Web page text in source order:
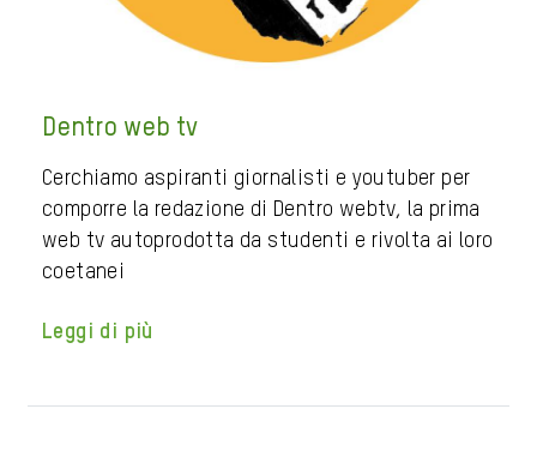
Dentro web tv
Cerchiamo aspiranti giornalisti e youtuber per
comporre la redazione di Dentro webtv, la prima
web tv autoprodotta da studenti e rivolta ai loro
coetanei
Leggi di più